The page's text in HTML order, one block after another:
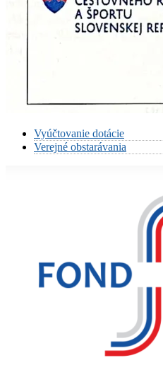
Vyúčtovanie dotácie
Verejné obstarávania